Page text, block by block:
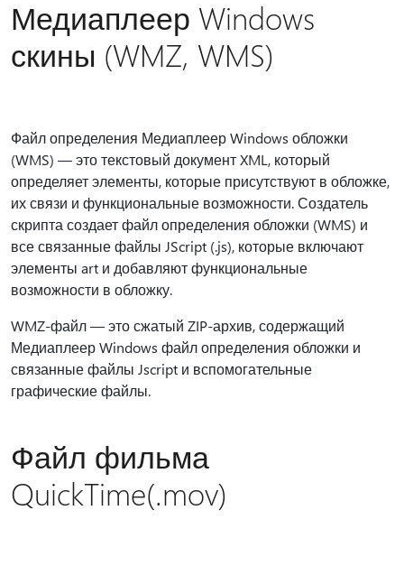
Медиаплеер Windows
скины (WMZ, WMS)
Файл определения Медиаплеер Windows обложки
(WMS) — это текстовый документ XML, который
определяет элементы, которые присутствуют в обложке,
их связи и функциональные возможности. Создатель
скрипта создает файл определения обложки (WMS) и
все связанные файлы JScript (.js), которые включают
элементы art и добавляют функциональные
возможности в обложку.
WMZ-файл — это сжатый ZIP-архив, содержащий
Медиаплеер Windows файл определения обложки и
связанные файлы Jscript и вспомогательные
графические файлы.
Файл фильма
QuickTime(.mov)